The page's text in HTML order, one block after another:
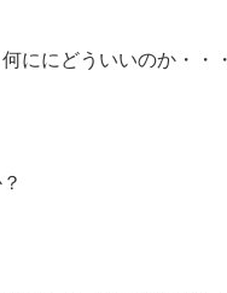
ににどういいのか・・